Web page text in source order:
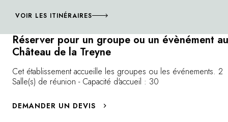
VOIR LES ITINÉRAIRES
Réserver pour un groupe ou un évènément au
Château de la Treyne
Cet établissement accueille les groupes ou les événements. 2
Salle(s) de réunion - Capacité d'accueil : 30
DEMANDER UN DEVIS
conservant l'âme et l'authenticité du lieu.
découverte